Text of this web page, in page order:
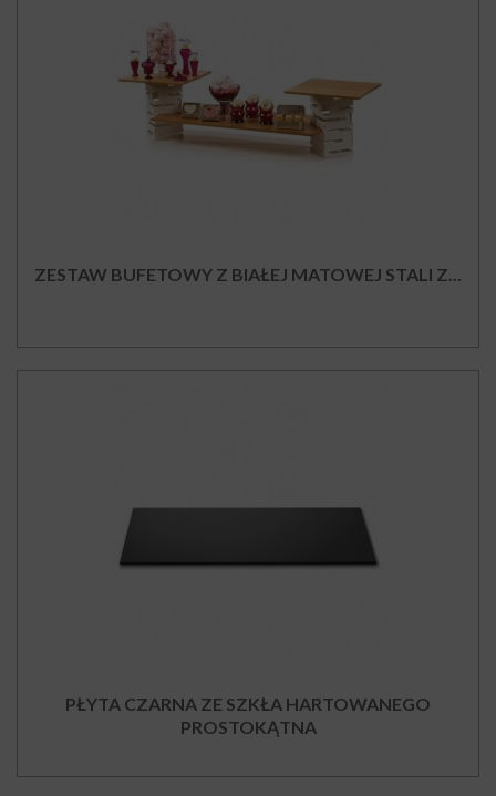
ZESTAW BUFETOWY Z BIAŁEJ MATOWEJ STALI Z...
PŁYTA CZARNA ZE SZKŁA HARTOWANEGO
PROSTOKĄTNA